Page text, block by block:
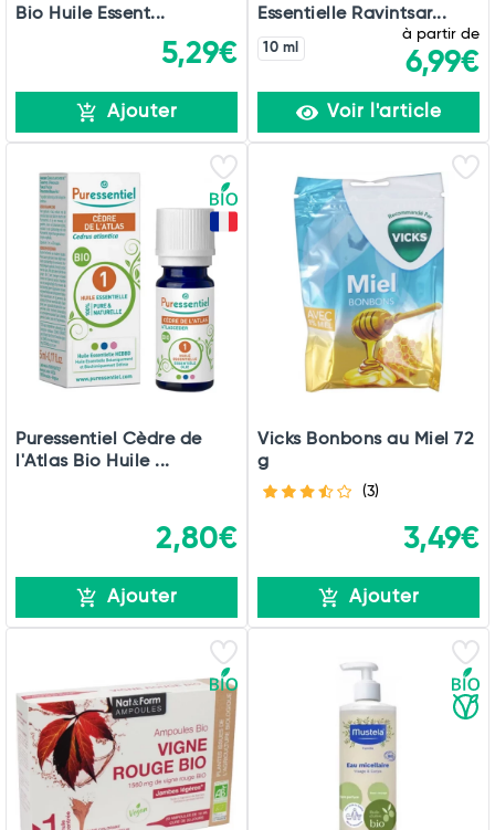
Bio Huile Essent...
5,29€
Ajouter
Essentielle Ravintsar...
10 ml
à partir de
6,99€
Voir l'article
Puressentiel Cèdre de
l'Atlas Bio Huile ...
2,80€
Ajouter
Vicks Bonbons au Miel 72
g
(3)
3,49€
Ajouter